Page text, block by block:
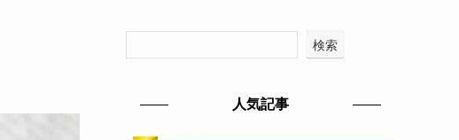
検索
人気記事